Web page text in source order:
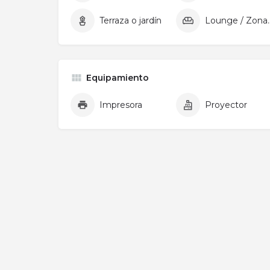
Terraza o jardín
Equipamiento
Impresora Proyector